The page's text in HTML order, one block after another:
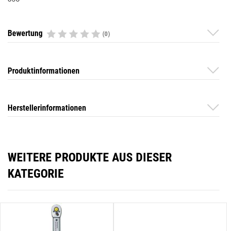
Bewertung (0)
Produktinformationen
Herstellerinformationen
WEITERE PRODUKTE AUS DIESER
KATEGORIE